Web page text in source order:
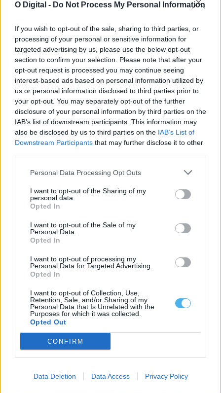
O Digital - Do Not Process My Personal Information
If you wish to opt-out of the sale, sharing to third parties, or
processing of your personal or sensitive information for
targeted advertising by us, please use the below opt-out
section to confirm your selection. Please note that after your
opt-out request is processed you may continue seeing
interest-based ads based on personal information utilized by
us or personal information disclosed to third parties prior to
your opt-out. You may separately opt-out of the further
disclosure of your personal information by third parties on the
IAB’s list of downstream participants. This information may
also be disclosed by us to third parties on the IAB’s List of
Downstream Participants that may further disclose it to other
Personal Data Processing Opt Outs
I want to opt-out of the Sharing of my
personal data.
Opted In
I want to opt-out of the Sale of my
Personal Data.
Opted In
I want to opt-out of processing my
Personal Data for Targeted Advertising.
Opted In
I want to opt-out of Collection, Use,
Retention, Sale, and/or Sharing of my
Personal Data that Is Unrelated with the
Purposes for which it was collected.
Opted Out
CONFIRM
Data Deletion Data Access Privacy Policy
6 Agosto, 2026 - 14:51
gratuitas sobre património e natureza
promovem o Ciclo de...
Homem procurado na Moldova por tráfico de seres humanos
detido em Reguengos de Monsaraz
Um homem de 31 anos foi detido pela PSP em Reguengos de